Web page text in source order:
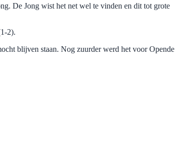
De Jong wist het net wel te vinden en dit tot grote
2).
blijven staan. Nog zuurder werd het voor Opende